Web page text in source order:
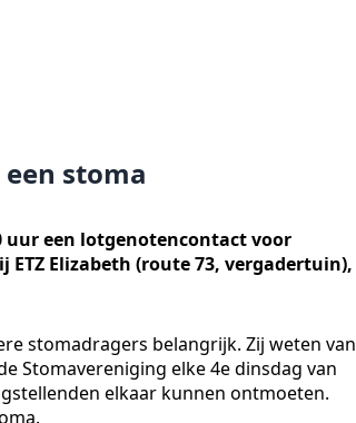
stoma
uur een lotgenotencontact voor
Elizabeth (route 73, vergadertuin),
stomadragers belangrijk. Zij weten van
Stomavereniging elke 4e dinsdag van
elkaar kunnen ontmoeten.